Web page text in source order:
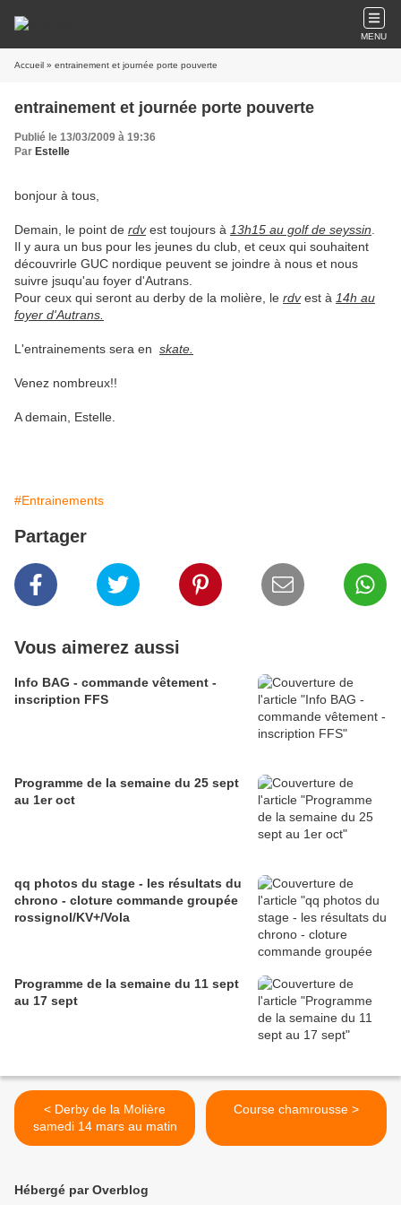
MENU
Accueil » entrainement et journée porte pouverte
entrainement et journée porte pouverte
Publié le 13/03/2009 à 19:36
Par Estelle
bonjour à tous,
Demain, le point de rdvest toujours à 13h15 au golf de seyssin
Il y aura un bus pour les jeunes du club, et ceux qui souhaitent
découvrirle GUC nordique peuvent se joindre à nous et nous
suivre jsuqu'au foyer d'Autrans.
Pour ceux qui seront au derby de la molière, le rdvest à 14h au
foyer d'Autrans.
L'entrainements sera en skate.
Venez nombreux!!
A demain, Estelle.
#Entrainements
Partager
Vous aimerez aussi
Info BAG - commande vêtement -
inscription FFS
Programme de la semaine du 25 sept
au 1er oct
qq photos du stage - les résultats du
chrono - cloture commande groupée
rossignol/KV+/Vola
Programme de la semaine du 11 sept
au 17 sept
< Derby de la Molière
samedi 14 mars au matin
Course chamrousse >
Hébergé par Overblog